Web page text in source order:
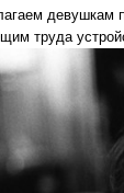
девушкам
труда